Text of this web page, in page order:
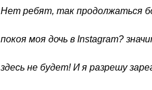
Нет ребят, так продолжаться
покоя моя дочь в Instagram?
здесь не будет! И я разрешу